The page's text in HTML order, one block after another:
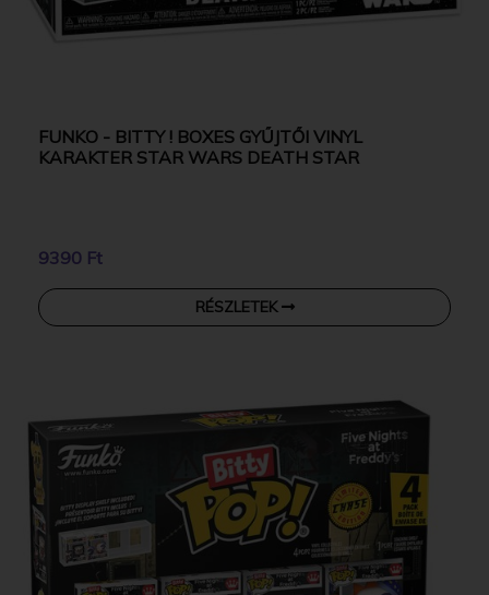
FUNKO - BITTY ! BOXES GYŰJTŐI VINYL
KARAKTER STAR WARS DEATH STAR
9390 Ft
RÉSZLETEK